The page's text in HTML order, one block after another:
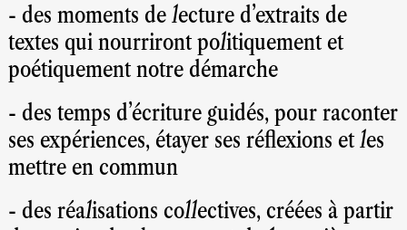
- des moments de lecture d'extraits de
textes qui nourriront politiquement et
poétiquement notre démarche
- des temps d'écriture guidés, pour raconter
ses expériences, étayer ses réflexions et les
mettre en commun
- des réalisations collectives, créées à partir